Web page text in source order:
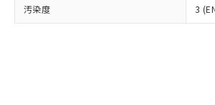
汚染度 3
お客様が当ウェブサイト上
※3 非含有証明書ダウンロー